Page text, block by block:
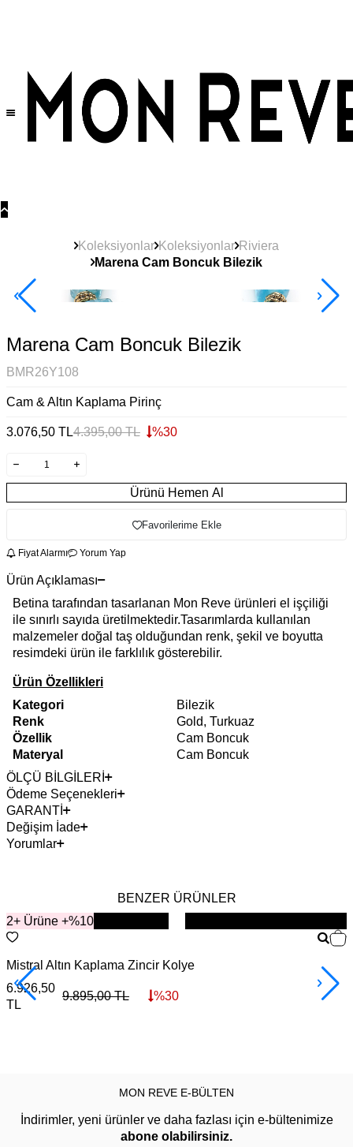
Koleksiyonlar Koleksiyonlar Riviera
Marena Cam Boncuk Bilezik
Yeni Ürün
Marena Cam Boncuk Bilezik
BMR26Y108
Cam & Altın Kaplama Pirinç
3.076,50 TL4.395,00TL %30
Ürünü Hemen Al
Favorilerime Ekle
Fiyat Alarmı Yorum Yap
Ürün Açıklaması
Betina tarafından tasarlanan Mon Reve ürünleri el işçiliği
ile sınırlı sayıda üretilmektedir.Tasarımlarda kullanılan
malzemeler doğal taş olduğundan renk, şekil ve boyutta
resimdeki ürün ile farklılık gösterebilir.
Ürün Özellikleri
Kategori
Bilezik
Renk
Gold, Turkuaz
Özellik
Cam Boncuk
Materyal
Cam Boncuk
ÖLÇÜ BİLGİLERİ
Ödeme Seçenekleri
GARANTİ
Değişim İade
Yorumlar
BENZER ÜRÜNLER
2+ Ürüne +%10
YENİ
Mistral Altın Kaplama Zincir Kolye
6.926,50
TL
9.895,00TL %30
MON REVE E-BÜLTEN
İndirimler, yeni ürünler ve daha fazlası için e-bültenimize
abone olabilirsiniz.